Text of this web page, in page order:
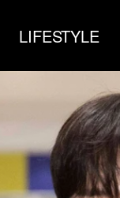
LIFESTYLE